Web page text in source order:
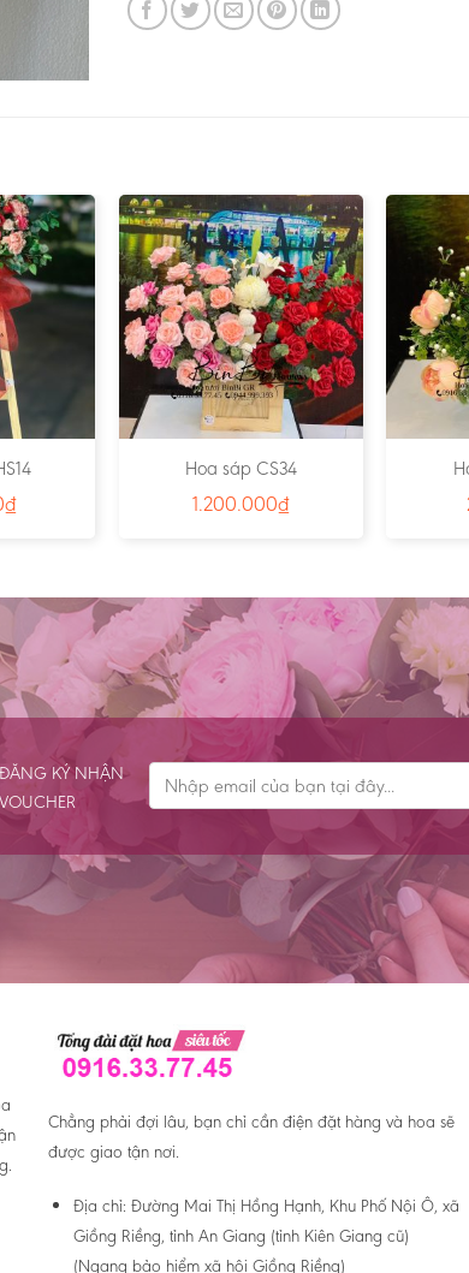
₫
Hoa sáp CS34
1.200.000₫
ĐĂNG KÝ NHẬN
VOUCHER
Chẳng phải đợi lâu, bạn chỉ cần điện đặt hàng và hoa sẽ
được giao tận nơi.
Địa chỉ: Đường Mai Thị Hồng Hạnh, Khu Phố Nội Ô, xã
Giồng Riềng, tỉnh An Giang (tỉnh Kiên Giang cũ)
(Ngang bảo hiểm xã hội Giồng Riềng)